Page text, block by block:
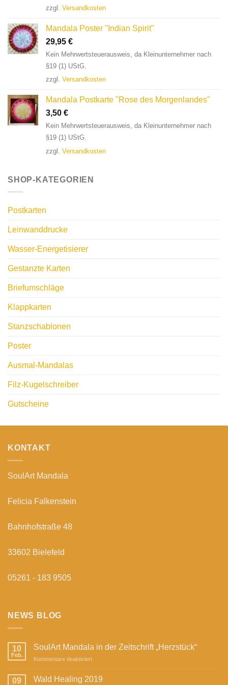
zzgl. Versandkosten
Mandala Poster "Indian Spirit"
29,95 €
Kein Mehrwertsteuerausweis, da Kleinunternehmer nach
§19 (1) UStG.
zzgl. Versandkosten
Mandala Postkarte "Rose des Morgenlandes"
3,50 €
Kein Mehrwertsteuerausweis, da Kleinunternehmer nach
§19 (1) UStG.
zzgl. Versandkosten
SHOP-KATEGORIEN
Postkarten
Leinwanddrucke
Wasser-Energetisierer
Gestanzte Karten
Briefumschläge
Klappkarten
Stanzschablonen
Poster
Ausmal-Mandalas
Filz-Kugelschreiber
Gutscheine
KONTAKT
SoulArt Mandala
Felicia Falkenstein
Bahnhofstraße 48
33602 Bielefeld
05261 - 183 9505
NEWS BLOG
10
Feb.
SoulArt Mandala in der Zeitschrift „Herzstück“
Kommentare deaktiviertfür
Mandala
09 Wald Healing 2019